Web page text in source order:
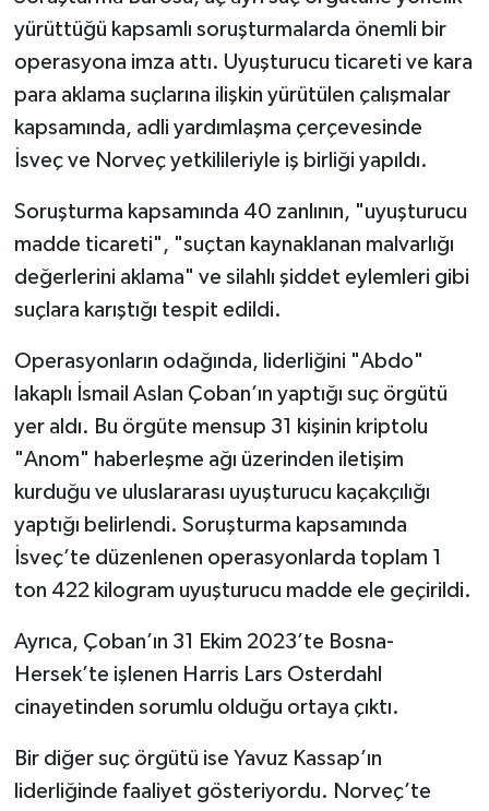
yürüttüğü kapsamlı soruşturmalarda önemli bir
operasyona imza attı. Uyuşturucu ticareti ve kara
para aklama suçlarına ilişkin yürütülen çalışmalar
kapsamında, adli yardımlaşma çerçevesinde
İsveç ve Norveç yetkilileriyle iş birliği yapıldı.
Soruşturma kapsamında 40 zanlının, "uyuşturucu
madde ticareti", "suçtan kaynaklanan malvarlığı
değerlerini aklama" ve silahlı şiddet eylemleri gibi
suçlara karıştığı tespit edildi.
Operasyonların odağında, liderliğini "Abdo"
lakaplı İsmail Aslan Çoban’ın yaptığı suç örgütü
yer aldı. Bu örgüte mensup 31 kişinin kriptolu
"Anom" haberleşme ağı üzerinden iletişim
kurduğu ve uluslararası uyuşturucu kaçakçılığı
yaptığı belirlendi. Soruşturma kapsamında
İsveç’te düzenlenen operasyonlarda toplam 1
ton 422 kilogram uyuşturucu madde ele geçirildi.
Ayrıca, Çoban’ın 31 Ekim 2023’te Bosna-
Hersek’te işlenen Harris Lars Osterdahl
cinayetinden sorumlu olduğu ortaya çıktı.
Bir diğer suç örgütü ise Yavuz Kassap’ın
liderliğinde faaliyet gösteriyordu. Norveç’te
Köşe Yazıları
Kültür Sanat
Kütahya
Magazin
Pazarlar
Resmi İlan
Rüya Tabirleri
Şaphane
Simav
Siyaset